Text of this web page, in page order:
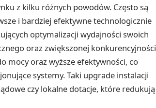
z kilku różnych powodów. Często są
i bardziej efektywne technologicznie
optymalizacji wydajności swoich
oraz zwiększonej konkurencyjności
mocy oraz wyższe efektywności, co
systemy. Taki upgrade instalacji
czy lokalne dotacje, które redukują